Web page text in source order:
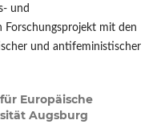
und
Forschungsprojekt mit den
und antifeministischer
Europäische
Augsburg